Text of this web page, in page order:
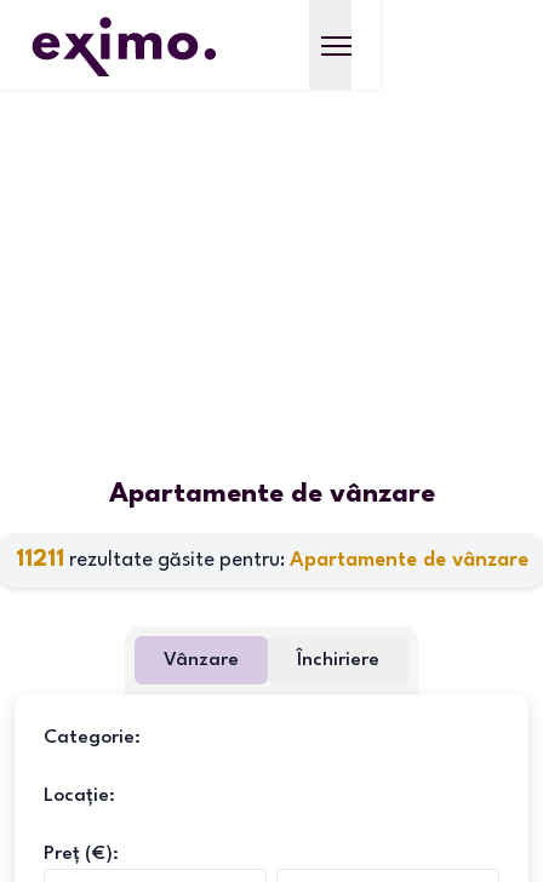
Apartamente de vânzare
11211 rezultate găsite pentru: Apartamente de vânzare
Vânzare Închiriere
Categorie:
Locație:
Preț (€):